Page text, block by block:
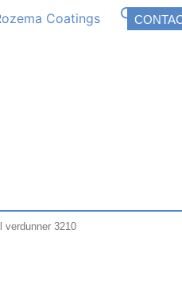
verdunner 3210